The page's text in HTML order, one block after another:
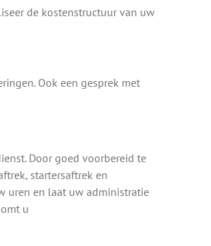
de kostenstructuur van uw
Ook een gesprek met
Door goed voorbereid te
startersaftrek en
uren en laat uw administratie
u